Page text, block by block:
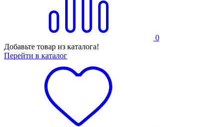
0
Добавьте товар из каталога!
Перейти в каталог